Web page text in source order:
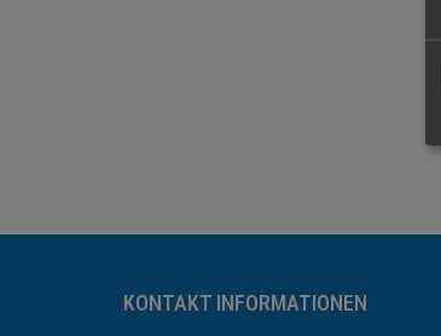
KONTAKT INFORMATIONEN